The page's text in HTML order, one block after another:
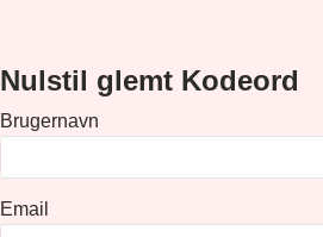
Nulstil glemt Kodeord
Brugernavn
Email